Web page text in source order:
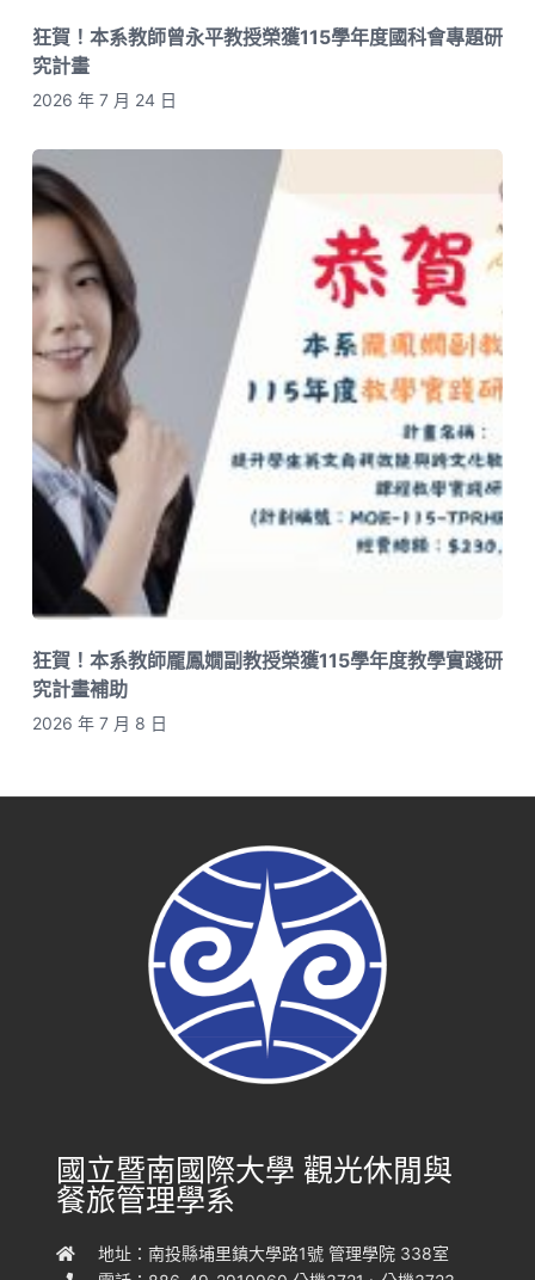
狂賀！本系教師曾永平教授榮獲115學年度國科會專題研
究計畫
2026 年 7 月 24 日
狂賀！本系教師龎鳳嫺副教授榮獲115學年度教學實踐研
究計畫補助
2026 年 7 月 8 日
國立暨南國際大學 觀光休閒與
餐旅管理學系
地址：南投縣埔里鎮大學路1號 管理學院 338室